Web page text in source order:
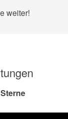
weiter!